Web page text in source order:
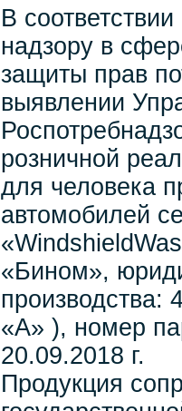
В
надзору в
защиты прав
выявлении
розничной
для человека
автомобилей
«Бином»,
производства:
«А» ), номер
20.09.2018 г.
Продукция